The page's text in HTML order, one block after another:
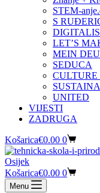
STEM-
S
LET’S
MEIN
SEDUCA
CULTURE
UNITED
VIJESTI
ZADRUGA
Košarica€0.00 0
Košarica€0.00 0
Menu